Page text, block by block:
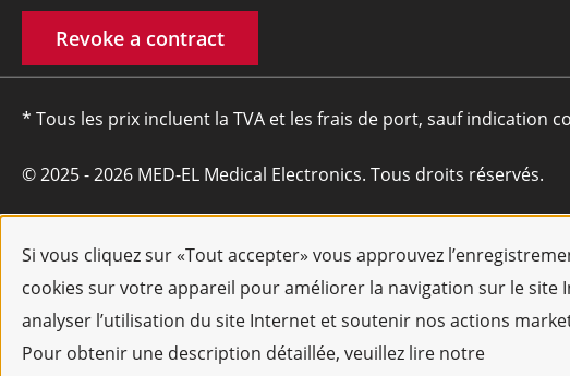
Si vous cliquez sur «Tout accepter» vous approuvez
cookies sur votre appareil pour améliorer la navigation sur le site
analyser l’utilisation du site Internet et soutenir nos actions
Pour obtenir une description détaillée, veuillez lire notre
Revoke a contract
* Tous les prix incluent la TVA et les frais de port, sauf indication
© 2025 - 2026 MED-EL Medical Electronics. Tous droits réservés.